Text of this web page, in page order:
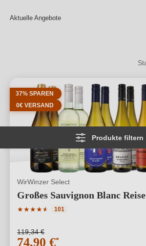
Einzelflaschen. Ob
Aktuelle Angebote
Produkte filtern
37% SPAREN
0€ VERSAND
WirWinzer Select
Großes Sauvignon Blanc Reise
★★★★★
★
Durchschnittliche Bewertung von
101
119,34 €
74,90 €*